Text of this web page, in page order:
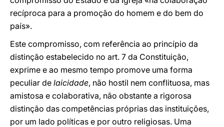
recíproca para a promoção do homem e do bem do
país».
Este compromisso, com referência ao princípio da
distinção estabelecido no art. 7 da Constituição,
exprime e ao mesmo tempo promove uma forma
peculiar de laicidade, não hostil nem conflituosa, mas
amistosa e colaborativa, não obstante a rigorosa
distinção das competências próprias das instituições,
por um lado políticas e por outro religiosas. Uma